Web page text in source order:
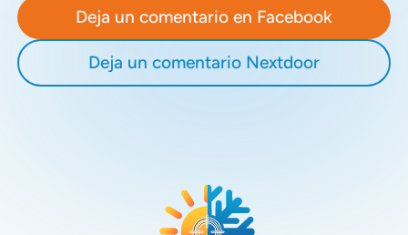
Deja un comentario en Facebook
Deja un comentario Nextdoor